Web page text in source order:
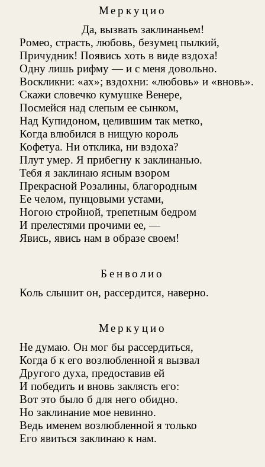
Меркуцио
Да, вызвать заклинаньем!
Ромео, страсть, любовь, безумец пылкий,
Причудник! Появись хоть в виде вздоха!
Одну лишь рифму — и с меня довольно.
Воскликни: «ах»; вздохни: «любовь» и «вновь».
Скажи словечко кумушке Венере,
Посмейся над слепым ее сынком,
Над Купидоном, целившим так метко,
Когда влюбился в нищую король
Кофетуа. Ни отклика, ни вздоха?
Плут умер. Я прибегну к заклинанью.
Тебя я заклинаю ясным взором
Прекрасной Розалины, благородным
Ее челом, пунцовыми устами,
Ногою стройной, трепетным бедром
И прелестями прочими ее, —
Явись, явись нам в образе своем!
Бенволио
Коль слышит он, рассердится, наверно.
Меркуцио
Не думаю. Он мог бы рассердиться,
Когда б к его возлюбленной я вызвал
Другого духа, предоставив ей
И победить и вновь заклясть его:
Вот это было б для него обидно.
Но заклинание мое невинно.
Ведь именем возлюбленной я только
Его явиться заклинаю к нам.